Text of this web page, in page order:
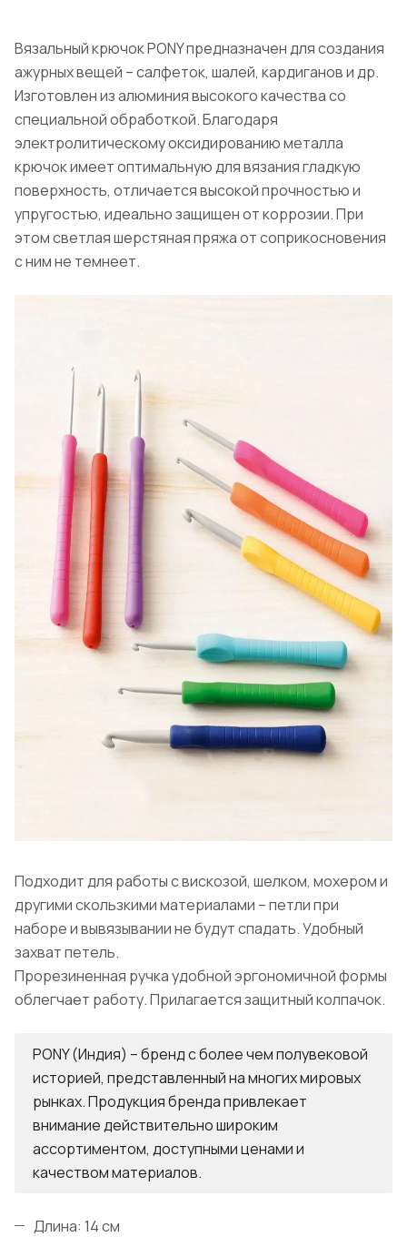
Вязальный крючок PONY предназначен для создания
ажурных вещей – салфеток, шалей, кардиганов и др.
Изготовлен из алюминия высокого качества со
специальной обработкой. Благодаря
электролитическому оксидированию металла
крючок имеет оптимальную для вязания гладкую
поверхность, отличается высокой прочностью и
упругостью, идеально защищен от коррозии. При
этом светлая шерстяная пряжа от соприкосновения
с ним не темнеет.
Подходит для работы с вискозой, шелком, мохером и
другими скользкими материалами – петли при
наборе и вывязывании не будут спадать. Удобный
захват петель.
Прорезиненная ручка удобной эргономичной формы
облегчает работу. Прилагается защитный колпачок.
PONY (Индия) – бренд с более чем полувековой
историей, представленный на многих мировых
рынках. Продукция бренда привлекает
внимание действительно широким
ассортиментом, доступными ценами и
качеством материалов.
Длина: 14 см